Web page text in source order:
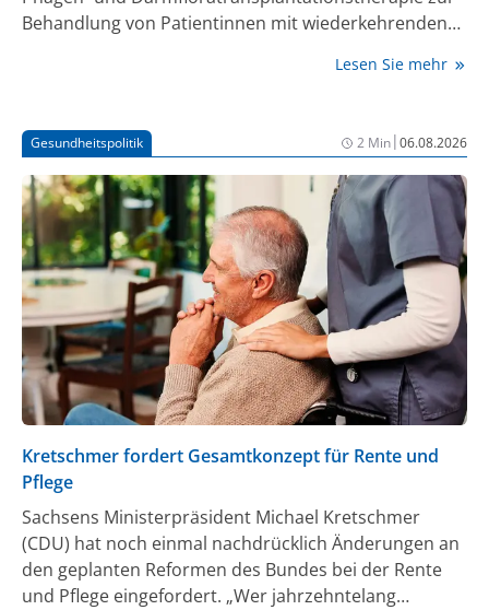
Behandlung von Patientinnen mit wiederkehrenden
Therapien nicht ansprechen, untersucht. Die
Nature Microbiology veröffentlicht und bilden die
Grundlage für eine geplante klinische Studie.
Lesen Sie mehr
Gesundheitspolitik 2 Min|06.08.2026
Kretschmer fordert Gesamtkonzept für Rente und
Pflege
Sachsens Ministerpräsident Michael Kretschmer
(CDU) hat noch einmal nachdrücklich Änderungen an
den geplanten Reformen des Bundes bei der Rente
und Pflege eingefordert. „Wer jahrzehntelang